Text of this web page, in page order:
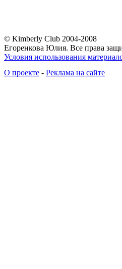
© Kimberly Club 2004-2008
Егоренкова Юлия. Все права
Условия использования
О проекте - Реклама на сайте